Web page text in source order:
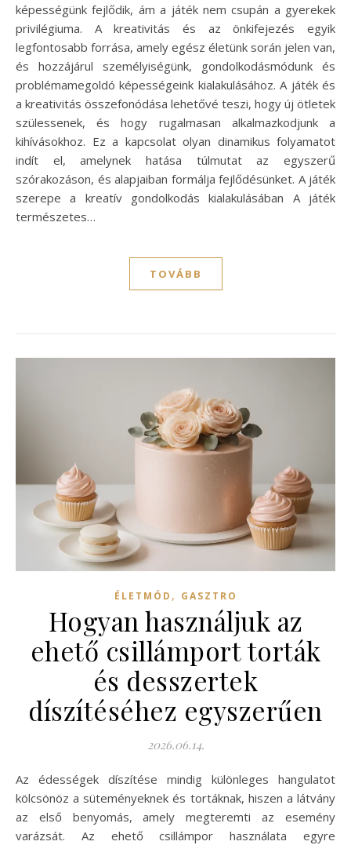
képességünk fejlődik, ám a játék nem csupán a gyerekek
privilégiuma. A kreativitás és az önkifejezés egyik
legfontosabb forrása, amely egész életünk során jelen van,
és hozzájárul személyiségünk, gondolkodásmódunk és
problémamegoldó képességeink kialakulásához. A játék és
a kreativitás összefonódása lehetővé teszi, hogy új ötletek
szülessenek, és hogy rugalmasan alkalmazkodjunk a
kihívásokhoz. Ez a kapcsolat olyan dinamikus folyamatot
indít el, amelynek hatása túlmutat az egyszerű
szórakozáson, és alapjaiban formálja fejlődésünket. A játék
szerepe a kreatív gondolkodás kialakulásában A játék
természetes…
TOVÁBB
ÉLETMÓD , GASZTRO
Hogyan használjuk az
ehető csillámport torták
és desszertek
díszítéséhez egyszerűen
2026.06.14.
Az édességek díszítése mindig különleges hangulatot
kölcsönöz a süteményeknek és tortáknak, hiszen a látvány
az első benyomás, amely megteremti az esemény
varázsát. Az ehető csillámpor használata egyre